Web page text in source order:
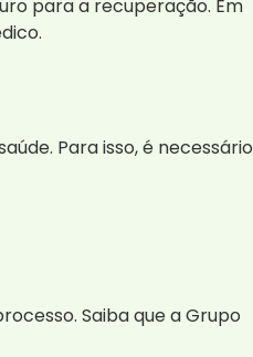
para a recuperação. Em
Para isso, é necessário
Saiba que a Grupo